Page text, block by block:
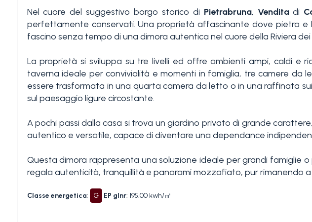
Nel cuore del suggestivo borgo storico di Pietrabruna, Venditadi
perfettamente conservati. Una proprietà affascinante dove pietra e
fascino senza tempo di una dimora autentica nel cuore della Riviera dei
La proprietà si sviluppa su tre livelli ed offre ambienti ampi, caldi e
taverna ideale per convivialità e momenti in famiglia, tre camere da
essere trasformata in una quarta camera da letto o in una raffinata
sul paesaggio ligure circostante.
A pochi passi dalla casa si trova un giardino privato di grande
autentico e versatile, capace di diventare una dependance
Questa dimora rappresenta una soluzione ideale per grandi famiglie
regala autenticità, tranquillità e panorami mozzafiato, pur rimanendo
Classe energetica: G EP glnr: 195.00 kwh/㎡
opzioni
multiscelta
Giardino
Balcone/Terrazzo